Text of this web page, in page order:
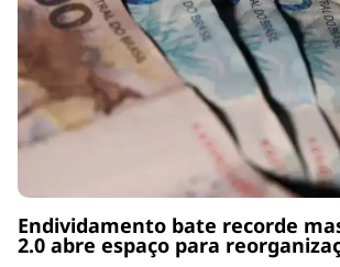
Endividamento bate recorde
2.0 abre espaço para